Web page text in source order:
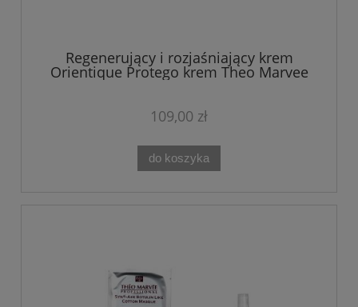
Regenerujący i rozjaśniający krem
Orientique Protego krem Theo Marvee
50 ml
109,00 zł
do koszyka